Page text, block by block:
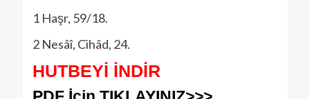
1 Haşr, 59/18.
2 Nesâî, Cihâd, 24.
HUTBEYİ İNDİR